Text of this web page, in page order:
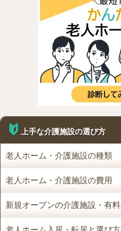
上手な介護施設の選び方
老人ホーム・介護施設の種類
老人ホーム・介護施設の費用
新規オープンの介護施設・有